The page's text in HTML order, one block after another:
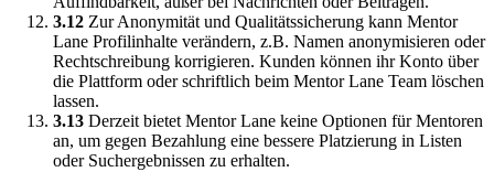
3.12 Zur Anonymität und Qualitätssicherung kann Mentor
Lane Profilinhalte verändern, z.B. Namen anonymisieren oder
Rechtschreibung korrigieren. Kunden können ihr Konto über
die Plattform oder schriftlich beim Mentor Lane Team löschen
lassen.
3.13 Derzeit bietet Mentor Lane keine Optionen für Mentoren
an, um gegen Bezahlung eine bessere Platzierung in Listen
oder Suchergebnissen zu erhalten.